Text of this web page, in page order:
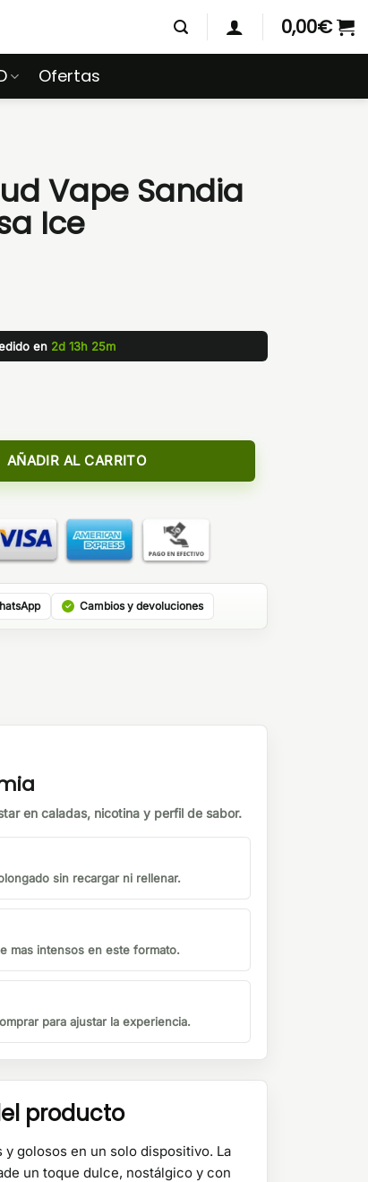
0,00€
Ofertas
Vape Sandia
Ice
en 2d 13h 25m
Chicle Fresa Ice cantidad
AÑADIR AL CARRITO
Cambios y devoluciones
en caladas, nicotina y perfil de sabor.
sin recargar ni rellenar.
mas intensos en este formato.
para ajustar la experiencia.
producto
golosos en un solo dispositivo. La
un toque dulce, nostálgico y con